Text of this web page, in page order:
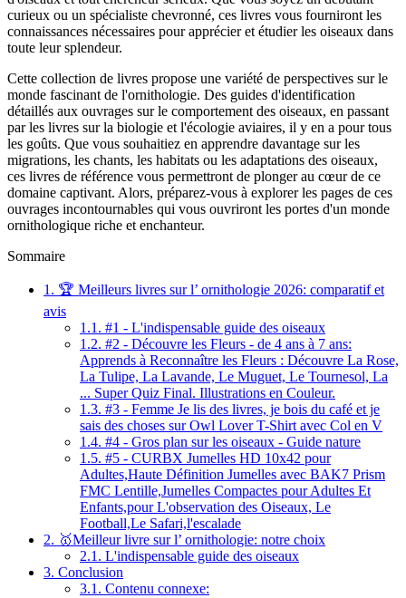
curieux ou un spécialiste chevronné, ces livres vous fourniront les
connaissances nécessaires pour apprécier et étudier les oiseaux dans
toute leur splendeur.
Cette collection de livres propose une variété de perspectives sur le
monde fascinant de l'ornithologie. Des guides d'identification
détaillés aux ouvrages sur le comportement des oiseaux, en passant
par les livres sur la biologie et l'écologie aviaires, il y en a pour tous
les goûts. Que vous souhaitiez en apprendre davantage sur les
migrations, les chants, les habitats ou les adaptations des oiseaux,
ces livres de référence vous permettront de plonger au cœur de ce
domaine captivant. Alors, préparez-vous à explorer les pages de ces
ouvrages incontournables qui vous ouvriront les portes d'un monde
ornithologique riche et enchanteur.
Sommaire
1. 🏆 Meilleurs livres sur l’ ornithologie 2026: comparatif et
avis
1.1. #1 - L'indispensable guide des oiseaux
1.2. #2 - Découvre les Fleurs - de 4 ans à 7 ans:
Apprends à Reconnaître les Fleurs : Découvre La Rose,
La Tulipe, La Lavande, Le Muguet, Le Tournesol, La
... Super Quiz Final. Illustrations en Couleur.
1.3. #3 - Femme Je lis des livres, je bois du café et je
sais des choses sur Owl Lover T-Shirt avec Col en V
1.4. #4 - Gros plan sur les oiseaux - Guide nature
1.5. #5 - CURBX Jumelles HD 10x42 pour
Adultes,Haute Définition Jumelles avec BAK7 Prism
FMC Lentille,Jumelles Compactes pour Adultes Et
Enfants,pour L'observation des Oiseaux, Le
Football,Le Safari,l'escalade
2. 🥇Meilleur livre sur l’ ornithologie: notre choix
2.1. L'indispensable guide des oiseaux
3. Conclusion
3.1. Contenu connexe: